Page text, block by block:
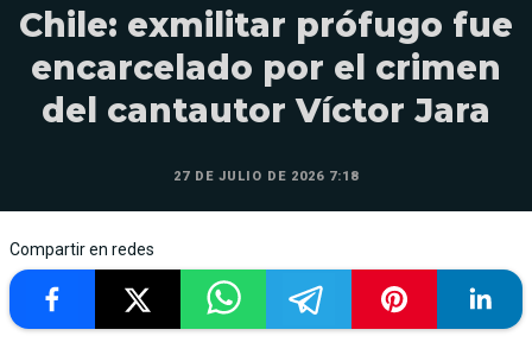
Chile: exmilitar prófugo fue
encarcelado por el crimen
del cantautor Víctor Jara
27 DE JULIO DE 2026 7:18
Compartir en redes